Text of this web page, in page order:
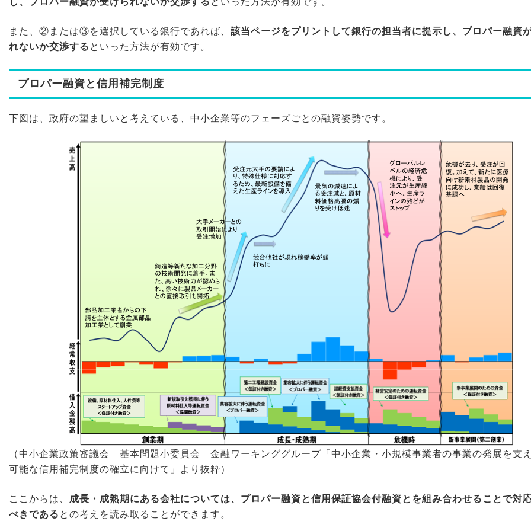
また、②または③を選択している銀行であれば、 該当ページをプリントして銀行の担当者に提示し、プロパー融資
れないか交渉する と いった方法が有効です。
プロパー融資と信用補完制度
下図は、政府の望ましいと考えている、中小企業等のフェーズごとの融資姿勢です。
（中小企業政策審議会 基本問題小委員会 金融ワーキンググループ「中小企業・小規模事業者の事業の発展を支
可能な信用補完制度の確立に向けて」より抜粋）
ここからは、 成長・成熟期にある会社については、プロパー融資と信用保証協会付融資とを組み合わせることで対
べきである との考えを読み取ることができます。